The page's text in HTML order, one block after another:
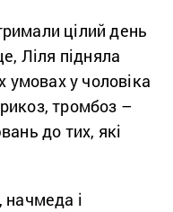
цілий день
Ліля підняла
умовах у чоловіка
тромбоз –
до тих, які
начмеда і